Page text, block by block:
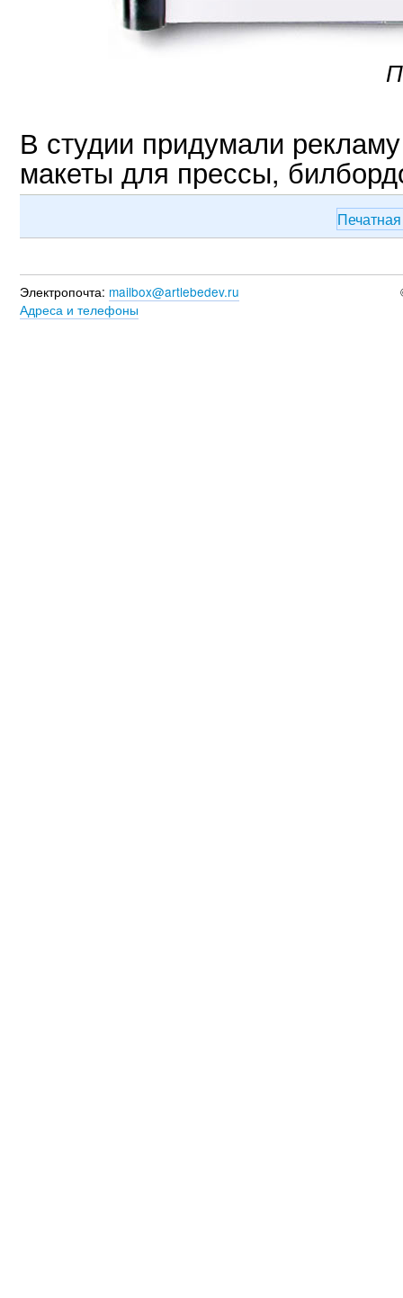
В студии придумали
макеты для прессы,
Электропочта: mailbox@artlebedev.ru
Адреса и телефоны